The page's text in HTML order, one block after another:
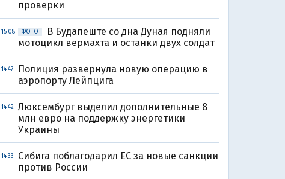
проверки
15:08 ФОТО
В Будапеште со дна Дуная подняли
мотоцикл вермахта и останки двух солдат
14:47
Полиция развернула новую операцию в
аэропорту Лейпцига
14:42
Люксембург выделил дополнительные 8
млн евро на поддержку энергетики
Украины
14:33
Сибига поблагодарил ЕС за новые санкции
против России